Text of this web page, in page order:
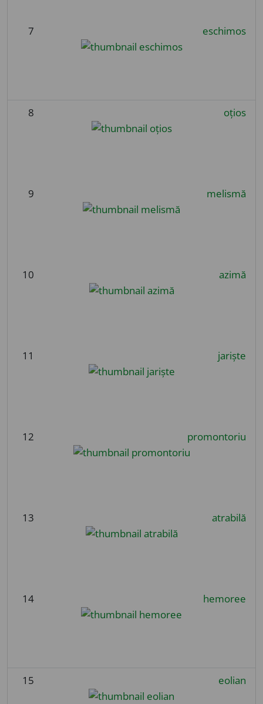
7 eschimos
8 oțios
9 melismă
10 azimă
11 jariște
12 promontoriu
13 atrabilă
14 hemoree
15 eolian